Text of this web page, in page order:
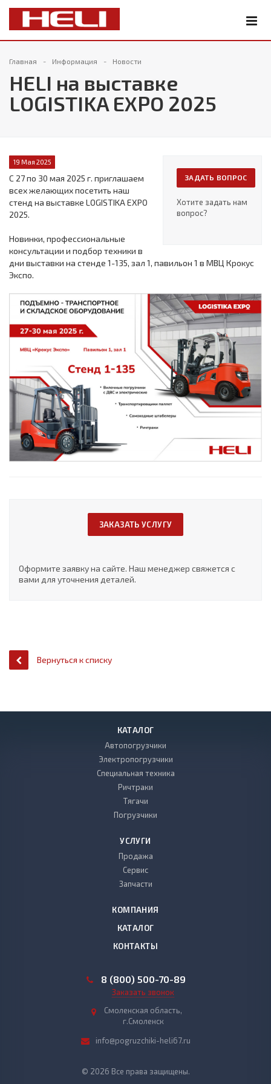
Главная Информация Новости
HELI на выставке
LOGISTIKA EXPO 2025
ЗАДАТЬ ВОПРОС
Хотите задать нам
вопрос?
19 Мая 2025
С 27 по 30 мая 2025 г. приглашаем
всех желающих посетить наш
стенд на выставке LOGISTIKA EXPO
2025.
Новинки, профессиональные
консультации и подбор техники в
дни выставки на стенде 1-135, зал 1, павильон 1 в МВЦ Крокус
Экспо.
ЗАКАЗАТЬ УСЛУГУ
Оформите заявку на сайте. Наш менеджер свяжется с
вами для уточнения деталей.
Вернуться к списку
КАТАЛОГ
Автопогрузчики
Электропогрузчики
Специальная техника
Ричтраки
Тягачи
Погрузчики
УСЛУГИ
Продажа
Сервис
Запчасти
КОМПАНИЯ
КАТАЛОГ
КОНТАКТЫ
8 (800) 500-70-89
Заказать звонок
Смоленская область,
г.Смоленск
info@pogruzchiki-heli67.ru
© 2026 Все права защищены.